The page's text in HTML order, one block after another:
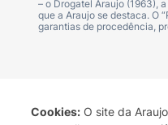
Cookies: O site da
Ação
Seretide
crianças,
Cuidados
– o Drogatel Araujo (1963),
que a Araujo se destaca. O
garantias de procedência,